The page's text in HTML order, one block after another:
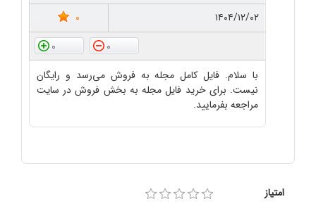
۱۴۰۴/۱۲/۰۲
0
0
0
با سلام. فایل کامل مجله به فروش می‌رسد و رایگان
نیست. برای خرید فایل مجله به بخش فروش در سایت
مراجعه بفرمایید.
امتیاز